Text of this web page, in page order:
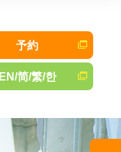
予約
EN/简/繁/한